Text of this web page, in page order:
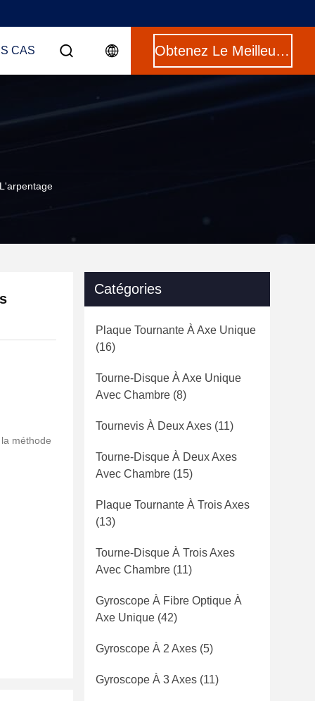
CAS Obtenez Le Meilleur Prix
méthode
Catégories
Plaque Tournante À Axe Unique
(16)
Tourne-Disque À Axe Unique
Avec Chambre (8)
Tournevis À Deux Axes (11)
Tourne-Disque À Deux Axes
Avec Chambre (15)
Plaque Tournante À Trois Axes
(13)
Tourne-Disque À Trois Axes
Avec Chambre (11)
Gyroscope À Fibre Optique À
Axe Unique (42)
Gyroscope À 2 Axes (5)
Gyroscope À 3 Axes (11)